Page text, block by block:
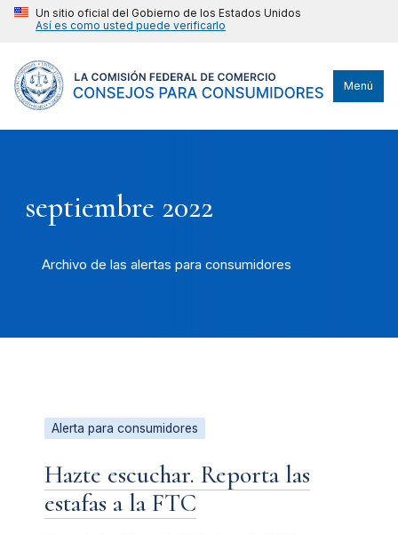
Un sitio oficial del Gobierno de los Estados Unidos
Así es como usted puede verificarlo
Menú
septiembre 2022
Archivo de las alertas para consumidores
Alerta para consumidores
Hazte escuchar. Reporta las
estafas a la FTC